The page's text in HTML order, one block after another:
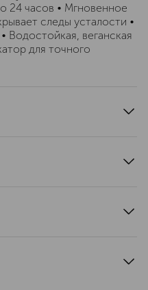
24 часов • Мгновенное
следы усталости •
Водостойкая, веганская
для точного
а также в зону под
для получения